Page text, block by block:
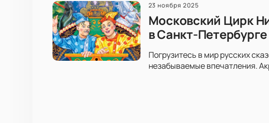
23 ноября 2025
Московский Цирк
в Санкт-Петербурге
Погрузитесь в мир русских
незабываемые впечатления.